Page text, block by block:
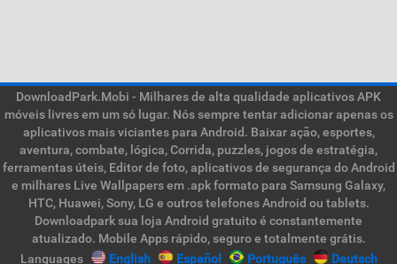
DownloadPark.Mobi - Milhares de alta qualidade aplicativos APK
móveis livres em um só lugar. Nós sempre tentar adicionar apenas os
aplicativos mais viciantes para Android. Baixar ação, esportes,
aventura, combate, lógica, Corrida, puzzles, jogos de estratégia,
ferramentas úteis, Editor de foto, aplicativos de segurança do Android
e milhares Live Wallpapers em .apk formato para Samsung Galaxy,
HTC, Huawei, Sony, LG e outros telefones Android ou tablets.
Downloadpark sua loja Android gratuito é constantemente
atualizado. Mobile Apps rápido, seguro e totalmente grátis.
Languages
English Español Português Deutsch